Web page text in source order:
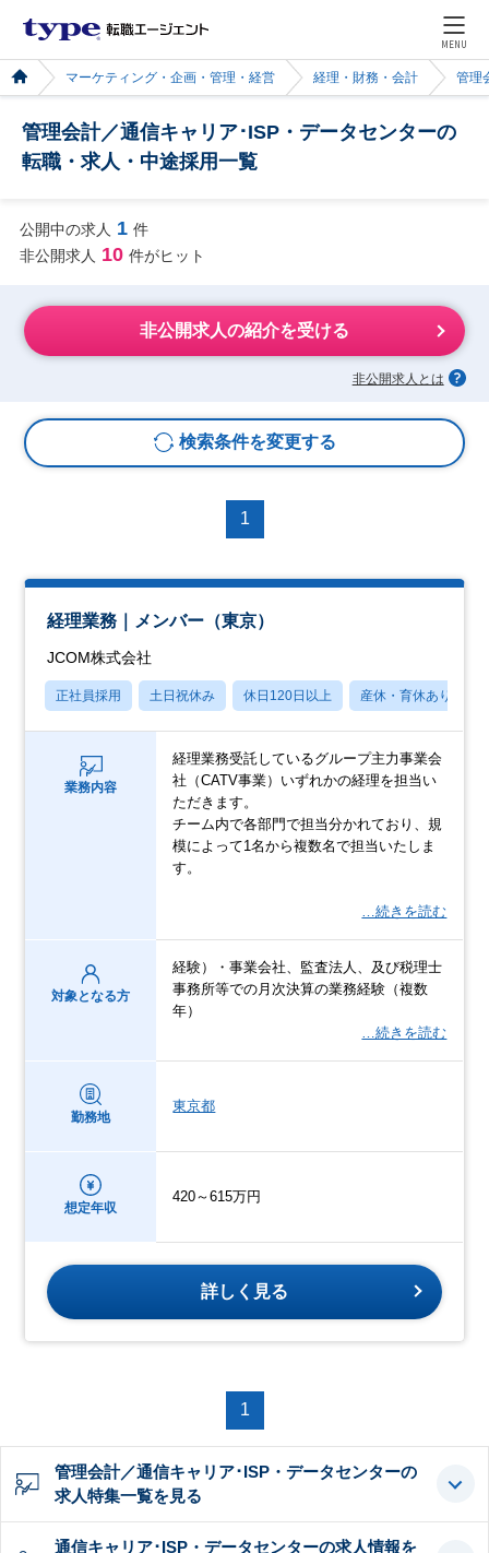
MENU
マーケティング・企画・管理・経営 経理・財務・会計 管理
管理会計／通信キャリア･ISP・データセンターの
転職・求人・中途採用一覧
公開中の求人 1 件
非公開求人 10 件がヒット
非公開求人の紹介を受ける
非公開求人とは
検索条件を変更する
1
経理業務｜メンバー（東京）
JCOM株式会社
正社員採用 土日祝休み 休日120日以上 産休・育休あり
業務内容
経理業務受託しているグループ主力事業会
社（CATV事業）いずれかの経理を担当い
ただきます。
チーム内で各部門で担当分かれており、規
模によって1名から複数名で担当いたしま
す。
…続きを読む
対象となる方
経験）・事業会社、監査法人、及び税理士
事務所等での月次決算の業務経験（複数
年）
…続きを読む
勤務地
東京都
想定年収
420～615万円
詳しく見る
1
管理会計／通信キャリア･ISP・データセンターの
求人特集一覧を見る
通信キャリア･ISP・データセンターの求人情報を